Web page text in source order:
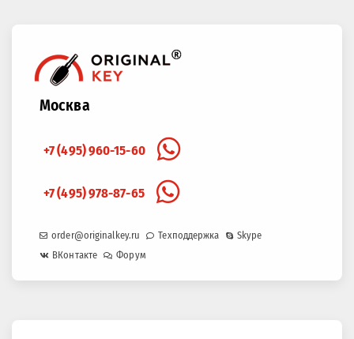
Москва
+7 (495) 960-15-60
+7 (495) 978-87-65
order@originalkey.ru Техподдержка
Skype
ВКонтакте
Форум